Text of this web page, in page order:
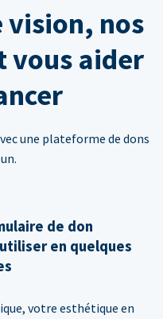
vision, nos
vous aider
une plateforme de dons
de don
en quelques
votre esthétique en